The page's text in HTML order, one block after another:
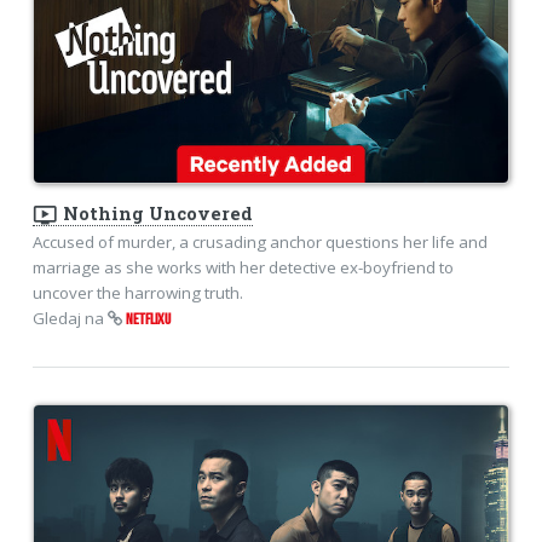
ondemand_video Nothing Uncovered
Accused of murder, a crusading anchor questions her life and
marriage as she works with her detective ex-boyfriend to
uncover the harrowing truth.
Gledaj na
NETFLIXU